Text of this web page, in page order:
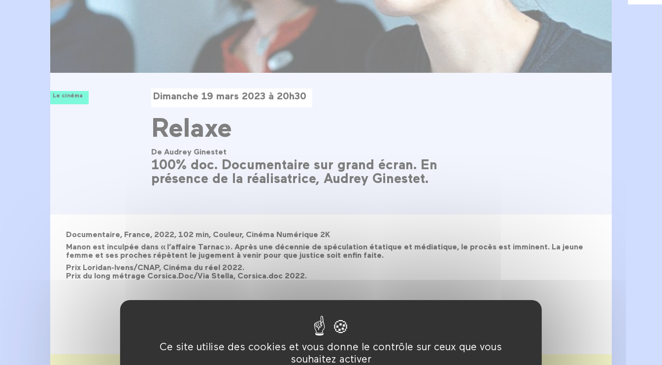
Ce site utilise des cookies et vous donne le contrôle sur ceux que vous
souhaitez activer
Le cinéma Dimanche 19 mars 2023 à 20h30
Relaxe
De Audrey Ginestet
100% doc. Documentaire sur grand écran. En
présence de la réalisatrice, Audrey Ginestet.
Documentaire, France, 2022, 102 min, Couleur, Cinéma Numérique 2K
Manon est inculpée dans « l’affaire Tarnac ». Après une décennie de spéculation étatique et médiatique, le procès est imminent. La jeune
femme et ses proches répètent le jugement à venir pour que justice soit enfin faite.
Prix Loridan-Ivens/CNAP, Cinéma du réel 2022.
Prix du long métrage Corsica.Doc/Via Stella, Corsica.doc 2022.